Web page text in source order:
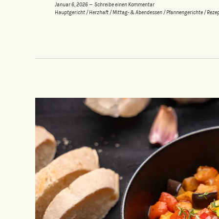
Januar 6, 2026
Schreibe einen Kommentar
Hauptgericht / Herzhaft / Mittag- & Abendessen / Pfannengerichte /